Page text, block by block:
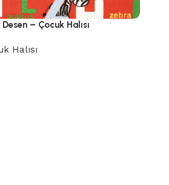
– Çocuk Halısı
Halısı